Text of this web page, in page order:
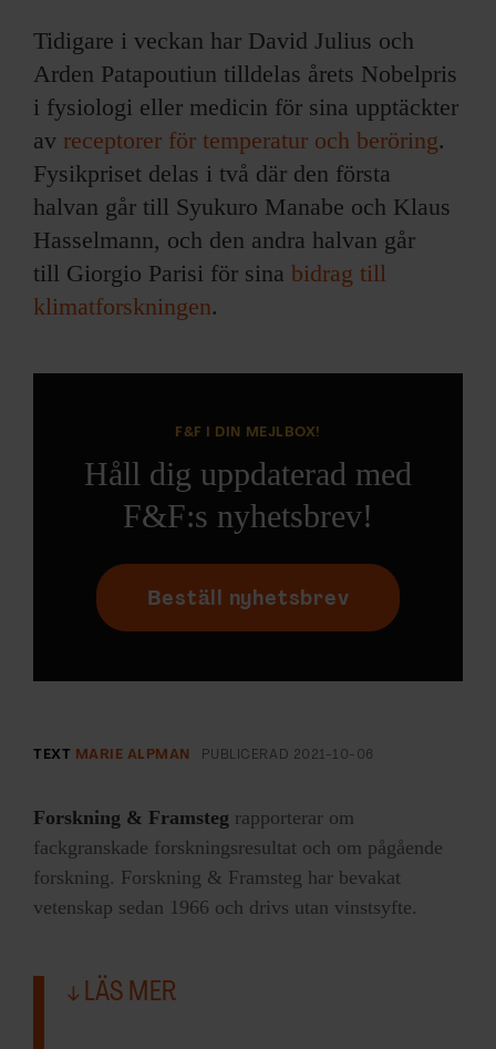
Tidigare i veckan har David Julius och
Arden Patapoutiun tilldelas årets Nobelpris
i fysiologi eller medicin för sina upptäckter
av receptorer för temperatur och beröring.
Fysikpriset delas i två där den första
halvan går till Syukuro Manabe och Klaus
Hasselmann, och den andra halvan går
till Giorgio Parisi för sina bidrag till
klimatforskningen.
F&F I DIN MEJLBOX!
Håll dig uppdaterad med
F&F:s nyhetsbrev!
Beställ nyhetsbrev
TEXT MARIE ALPMAN PUBLICERAD 2021-10-06
Forskning & Framsteg rapporterar om
fackgranskade forskningsresultat och om pågående
forskning. Forskning & Framsteg har bevakat
vetenskap sedan 1966 och drivs utan vinstsyfte.
LÄS MER